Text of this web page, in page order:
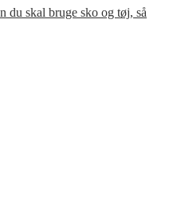
du skal bruge sko og tøj, så